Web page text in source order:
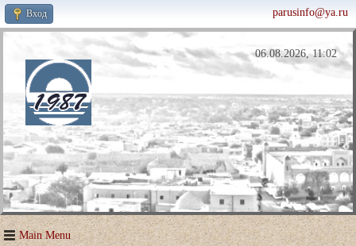
parusinfo@ya.ru
Вход
06.08.2026, 11:02
Main Menu